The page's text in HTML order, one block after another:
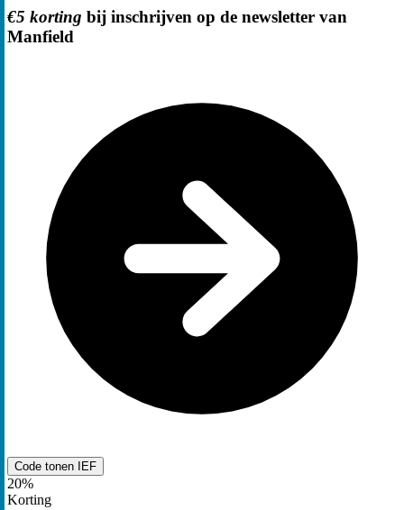
€5 korting bij inschrijven op de newsletter van
Manfield
Code tonen IEF
20%
Korting